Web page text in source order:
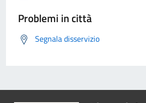
Problemi in città
Segnala disservizio